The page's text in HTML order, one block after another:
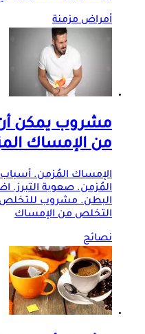
أمراض مزمنة
مشروب يمكن
من الإمساك
الإمساك المُزمن.
المُزمن. صعوبة التبرز.
البطن. مشروب للتخلص
التخلص من الإمساك
نصائح